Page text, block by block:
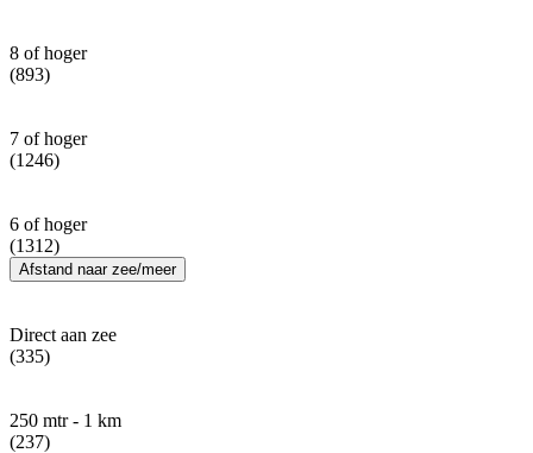
8 of hoger
(893)
7 of hoger
(1246)
6 of hoger
(1312)
Afstand naar zee/meer
Direct aan zee
(335)
250 mtr - 1 km
(237)